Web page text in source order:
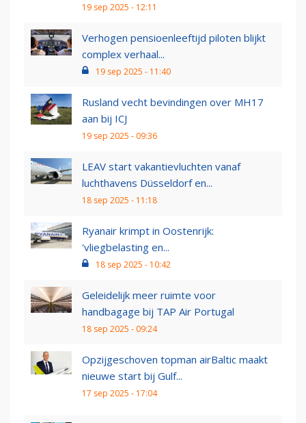
19 sep 2025 - 12:11
Verhogen pensioenleeftijd piloten blijkt
complex verhaal...
19 sep 2025 - 11:40
Rusland vecht bevindingen over MH17
aan bij ICJ
19 sep 2025 - 09:36
LEAV start vakantievluchten vanaf
luchthavens Düsseldorf en...
18 sep 2025 - 11:18
Ryanair krimpt in Oostenrijk:
'vliegbelasting en...
18 sep 2025 - 10:42
Geleidelijk meer ruimte voor
handbagage bij TAP Air Portugal
18 sep 2025 - 09:24
Opzijgeschoven topman airBaltic maakt
nieuwe start bij Gulf...
17 sep 2025 - 17:04